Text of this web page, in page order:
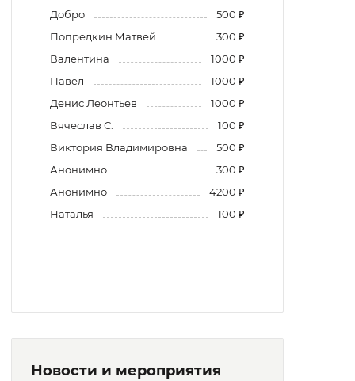
Добро
500 ₽
Попредкин Матвей
300 ₽
Валентина
1000 ₽
Павел
1000 ₽
Денис Леонтьев
1000 ₽
Вячеслав С.
100 ₽
Виктория Владимировна
500 ₽
Анонимно
300 ₽
Анонимно
4200 ₽
Наталья
100 ₽
Новости и мероприятия